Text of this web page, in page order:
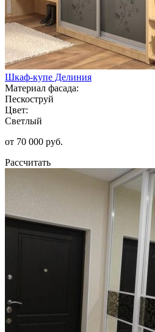
Шкаф-купе Делиния
Материал фасада:
Пескоструй
Цвет:
Светлый
от 70 000 руб.
Рассчитать